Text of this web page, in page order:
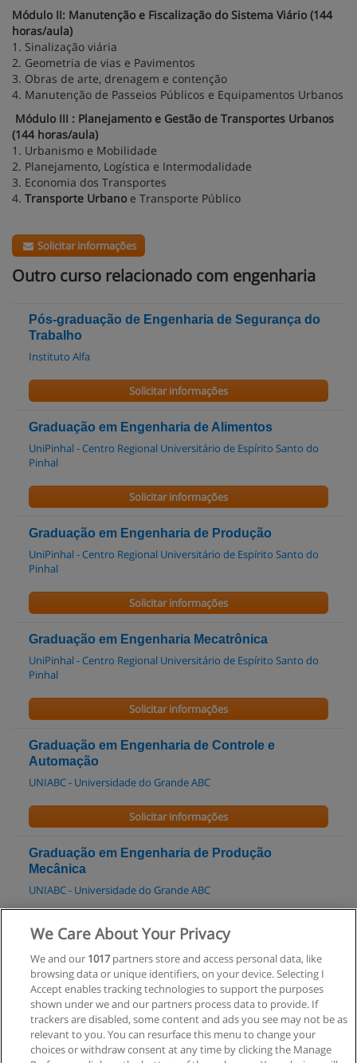
Módulo II: Manutenção e Fiscalização do Sistema Viário (144
horas/aula)
1. Sinalização viária
2. Geometria de vias e Pavimentos
3. Obras de arte, drenagem e contenção
4. Manutenção de Passeios Públicos e Equipamentos Urbanos
Módulo III : Planejamento e Gestão de Transportes Urbanos
(144 horas/aula)
1. Urbanismo e Mobilidade
2. Planejamento, Logística e Intermodalidade
3. Economia dos Transportes
4. Transporte Urbano e Transporte Público
Solicitar informações
Outro curso relacionado com engenharia
Pós-graduação de Engenharia de Segurança do
Trabalho
Instituto Alfa
Solicitar informações
Graduação em Engenharia de Alimentos
UniPinhal - Centro Regional Universitário de Espírito Santo do
Pinhal
Solicitar informações
Graduação em Engenharia de Produção
UniPinhal - Centro Regional Universitário de Espírito Santo do
Pinhal
Solicitar informações
Graduação em Engenharia Mecatrônica
UniPinhal - Centro Regional Universitário de Espírito Santo do
Pinhal
Solicitar informações
Graduação em Engenharia de Controle e
Automação
UNIABC - Universidade do Grande ABC
Solicitar informações
Graduação em Engenharia de Produção
Mecânica
UNIABC - Universidade do Grande ABC
Solicitar informações
Graduação em Engenharia da Produção
Unifia - Centro Universitário Amparense
Solicitar informações
We Care About Your Privacy
We and our 1017partners store and access personal data, like
browsing data or unique identifiers, on your device. Selecting I
Accept enables tracking technologies to support the purposes
shown under we and our partners process data to provide. If
trackers are disabled, some content and ads you see may not be as
relevant to you. You can resurface this menu to change your
choices or withdraw consent at any time by clicking the Manage